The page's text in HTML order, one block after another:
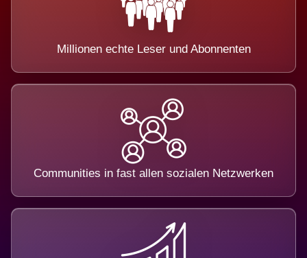
Millionen echte Leser und Abonnenten
Communities in fast allen sozialen Netzwerken